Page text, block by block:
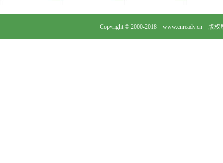
Copyright © 2000-2018 www.cnready.cn 版